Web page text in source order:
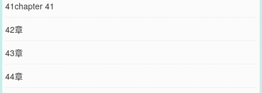
41chapter 41
42章
43章
44章